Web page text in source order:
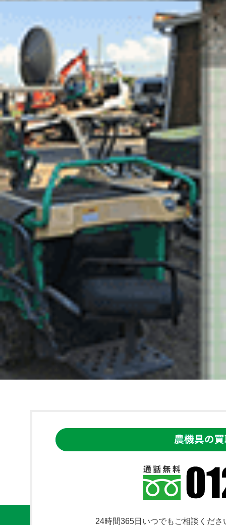
24時間365日いつでもご相談くださ